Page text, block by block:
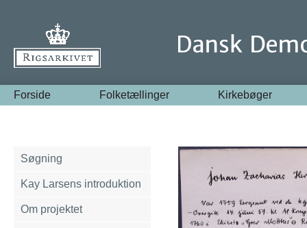
Forside Folketællinger Kirkebøger
Søgning
Kay Larsens introduktion
Om projektet